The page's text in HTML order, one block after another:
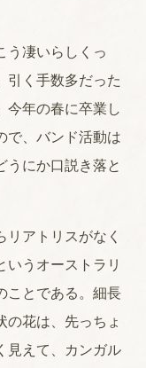
う凄いらしくっ
引く手数多だった
今年の春に卒業し
で、バンド活動は
うにか口説き落と
アトリスがなく
いうオーストラリ
ことである。細長
の花は、先っちょ
見えて、カンガル